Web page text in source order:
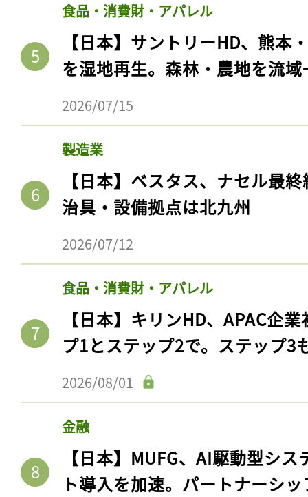
食品・消費財・アパレル
【日本】サントリーHD、熊本
を湿地再生。森林・農地を流
2026/07/15
製造業
【日本】ベスタス、ナセル最
治具・設備拠点は北九州
2026/07/12
食品・消費財・アパレル
【日本】キリンHD、APAC企
プ1とステップ2で。ステップ3
2026/08/01
金融
【日本】MUFG、AI駆動型シ
ト導入を加速。パートナーシ
記事をお気に入りに
ログイン
会員登録